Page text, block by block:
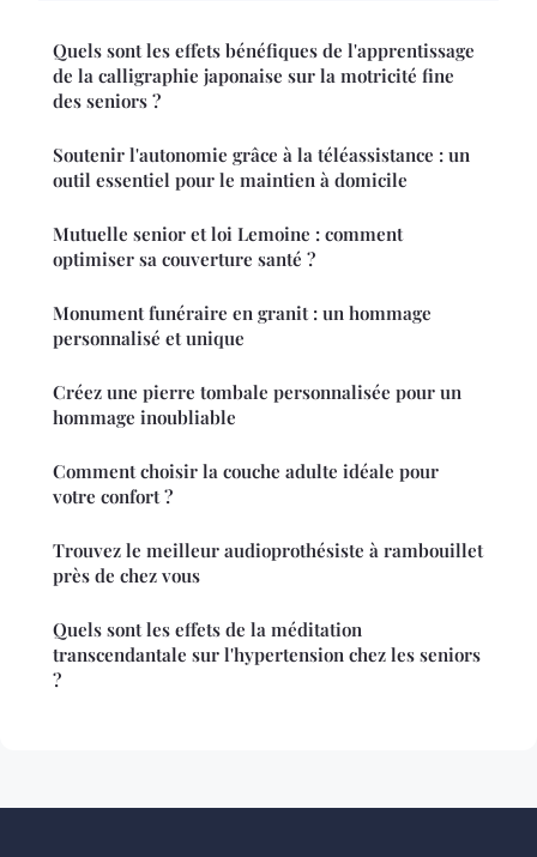
Quels sont les effets bénéfiques de l'apprentissage
de la calligraphie japonaise sur la motricité fine
des seniors ?
Soutenir l'autonomie grâce à la téléassistance : un
outil essentiel pour le maintien à domicile
Mutuelle senior et loi Lemoine : comment
optimiser sa couverture santé ?
Monument funéraire en granit : un hommage
personnalisé et unique
Créez une pierre tombale personnalisée pour un
hommage inoubliable
Comment choisir la couche adulte idéale pour
votre confort ?
Trouvez le meilleur audioprothésiste à rambouillet
près de chez vous
Quels sont les effets de la méditation
transcendantale sur l'hypertension chez les seniors
?